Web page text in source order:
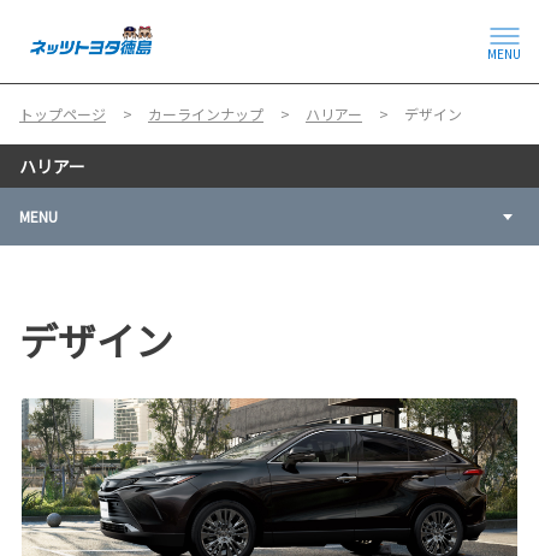
MENU
トップページ カーラインナップ ハリアー デザイン
ハリアー
MENU
デザイン